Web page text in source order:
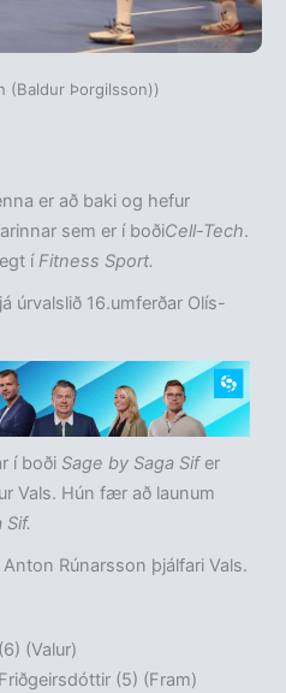
(Baldur Þorgilsson))
er að baki og hefur
sem er í boðiCell-Tech.
íFitness Sport.
úrvalslið 16.umferðar Olís-
í boði Sage by Saga Sifer
Vals. Hún fær að launum
Sif.
Rúnarsson þjálfari Vals.
(Valur)
(5) (Fram)